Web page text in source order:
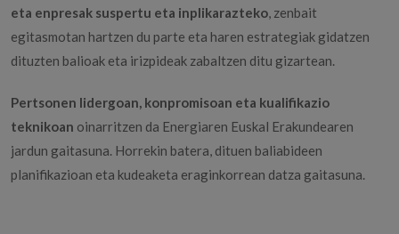
eta enpresak suspertu eta inplikarazteko , zenbait
egitasmotan hartzen du parte eta haren estrategiak gidatzen
dituzten balioak eta irizpideak zabaltzen ditu gizartean.
Pertsonen lidergoan, konpromisoan eta kualifikazio
teknikoan oinarritzen da Energiaren Euskal Erakundearen
jardun gaitasuna. Horrekin batera, dituen baliabideen
planifikazioan eta kudeaketa eraginkorrean datza gaitasuna.